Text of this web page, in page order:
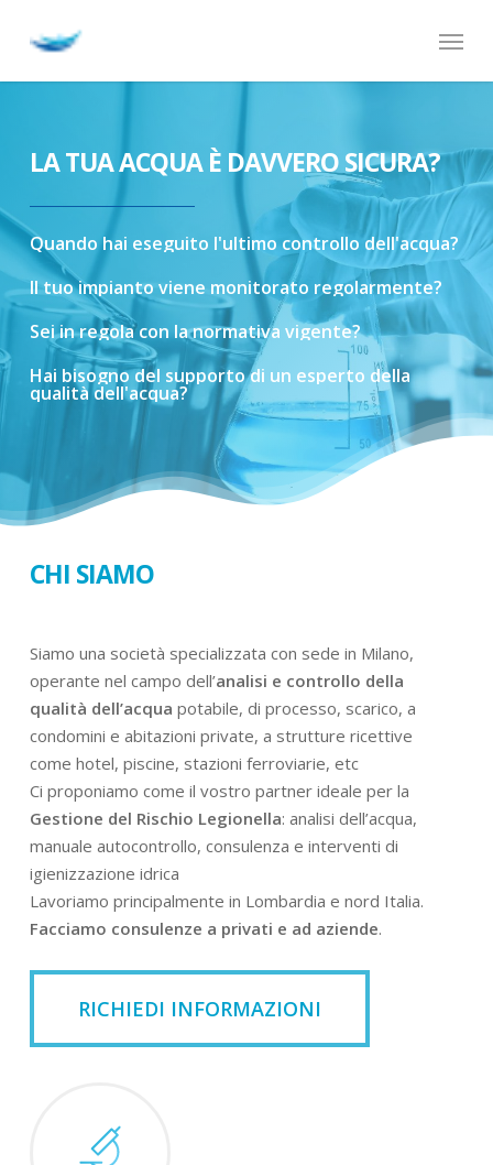
Menu
LA TUA ACQUA È DAVVERO SICURA?
Quando hai eseguito l'ultimo controllo dell'acqua?
Il tuoimpianto viene monitorato regolarmente?
Seiinregola con lanormativa vigente?
Hai bisognodel supportodi un esperto della
qualitàdell'acqua?
CHI SIAMO
Siamo una società specializzata con sede in Milano,
operante nel campo dell’analisi e controllo della
qualità dell’acqua potabile, di processo, scarico, a
condomini e abitazioni private, a strutture ricettive
come hotel, piscine, stazioni ferroviarie, etc
Ci proponiamo come il vostro partner ideale per la
Gestione del Rischio Legionella: analisi dell’acqua,
manuale autocontrollo, consulenza e interventi di
igienizzazione idrica
Lavoriamo principalmente in Lombardia e nord Italia.
Facciamo consulenze a privati e ad aziende.
RICHIEDI INFORMAZIONI